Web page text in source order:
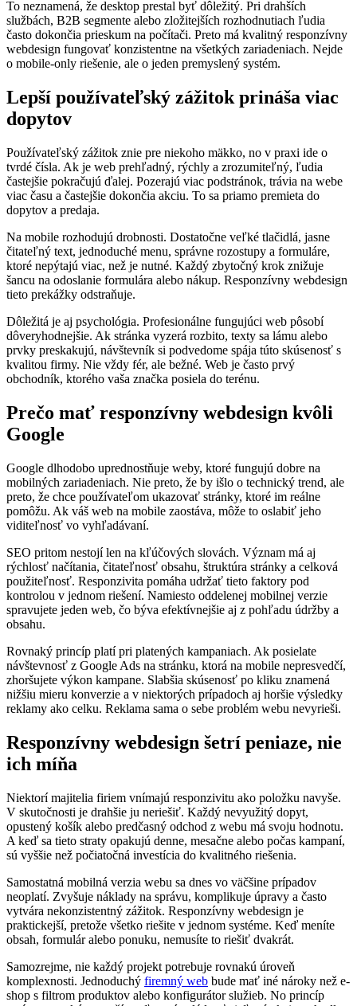
To neznamená, že desktop prestal byť dôležitý. Pri drahších
službách, B2B segmente alebo zložitejších rozhodnutiach ľudia
často dokončia prieskum na počítači. Preto má kvalitný responzívny
webdesign fungovať konzistentne na všetkých zariadeniach. Nejde
o mobile-only riešenie, ale o jeden premyslený systém.
Lepší používateľský zážitok prináša viac
dopytov
Používateľský zážitok znie pre niekoho mäkko, no v praxi ide o
tvrdé čísla. Ak je web prehľadný, rýchly a zrozumiteľný, ľudia
častejšie pokračujú ďalej. Pozerajú viac podstránok, trávia na webe
viac času a častejšie dokončia akciu. To sa priamo premieta do
dopytov a predaja.
Na mobile rozhodujú drobnosti. Dostatočne veľké tlačidlá, jasne
čitateľný text, jednoduché menu, správne rozostupy a formuláre,
ktoré nepýtajú viac, než je nutné. Každý zbytočný krok znižuje
šancu na odoslanie formulára alebo nákup. Responzívny webdesign
tieto prekážky odstraňuje.
Dôležitá je aj psychológia. Profesionálne fungujúci web pôsobí
dôveryhodnejšie. Ak stránka vyzerá rozbito, texty sa lámu alebo
prvky preskakujú, návštevník si podvedome spája túto skúsenosť s
kvalitou firmy. Nie vždy fér, ale bežné. Web je často prvý
obchodník, ktorého vaša značka posiela do terénu.
Prečo mať responzívny webdesign kvôli
Google
Google dlhodobo uprednostňuje weby, ktoré fungujú dobre na
mobilných zariadeniach. Nie preto, že by išlo o technický trend, ale
preto, že chce používateľom ukazovať stránky, ktoré im reálne
pomôžu. Ak váš web na mobile zaostáva, môže to oslabiť jeho
viditeľnosť vo vyhľadávaní.
SEO pritom nestojí len na kľúčových slovách. Význam má aj
rýchlosť načítania, čitateľnosť obsahu, štruktúra stránky a celková
použiteľnosť. Responzivita pomáha udržať tieto faktory pod
kontrolou v jednom riešení. Namiesto oddelenej mobilnej verzie
spravujete jeden web, čo býva efektívnejšie aj z pohľadu údržby a
obsahu.
Rovnaký princíp platí pri platených kampaniach. Ak posielate
návštevnosť z Google Ads na stránku, ktorá na mobile nepresvedčí,
zhoršujete výkon kampane. Slabšia skúsenosť po kliku znamená
nižšiu mieru konverzie a v niektorých prípadoch aj horšie výsledky
reklamy ako celku. Reklama sama o sebe problém webu nevyrieši.
Responzívny webdesign šetrí peniaze, nie
ich míňa
Niektorí majitelia firiem vnímajú responzivitu ako položku navyše.
V skutočnosti je drahšie ju neriešiť. Každý nevyužitý dopyt,
opustený košík alebo predčasný odchod z webu má svoju hodnotu.
A keď sa tieto straty opakujú denne, mesačne alebo počas kampaní,
sú vyššie než počiatočná investícia do kvalitného riešenia.
Samostatná mobilná verzia webu sa dnes vo väčšine prípadov
neoplatí. Zvyšuje náklady na správu, komplikuje úpravy a často
vytvára nekonzistentný zážitok. Responzívny webdesign je
praktickejší, pretože všetko riešite v jednom systéme. Keď meníte
obsah, formulár alebo ponuku, nemusíte to riešiť dvakrát.
Samozrejme, nie každý projekt potrebuje rovnakú úroveň
komplexnosti. Jednoduchý firemný web bude mať iné nároky než e-
shop s filtrom produktov alebo konfigurátor služieb. No princíp